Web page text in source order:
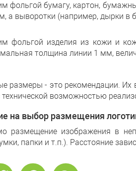
фольгой бумагу, картон,
а выворотки (например, дырки в
фольгой изделия из кожи и
толщина линии 1 мм,
размеры - это рекомендации. Их
технической возможностью
на выбор размещения
размещение изображения в
папки и т.п.). Расстояние